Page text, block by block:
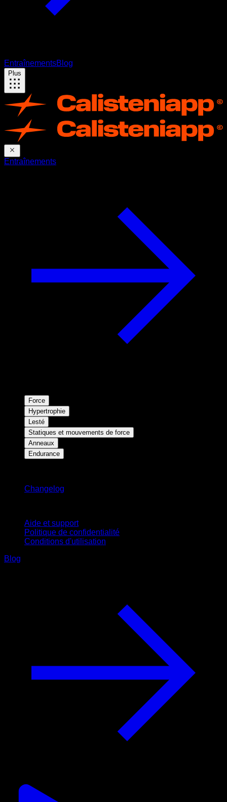
EntraînementsBlog
Plus
Entraînements
Force
Hypertrophie
Lesté
Statiques et mouvements de force
Anneaux
Endurance
Changelog
Aide et support
Politique de confidentialité
Conditions d'utilisation
Blog